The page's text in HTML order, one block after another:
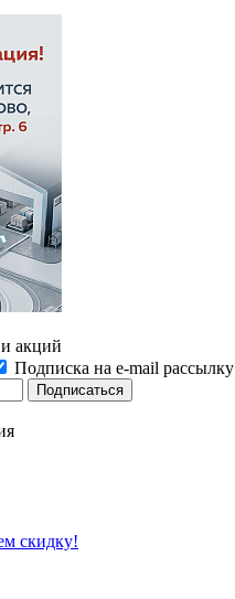
акций
Подписка на e-mail рассылку
скидку!